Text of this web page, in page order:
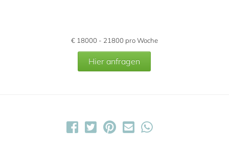
€ 18000 - 21800 pro Woche
Hier anfragen